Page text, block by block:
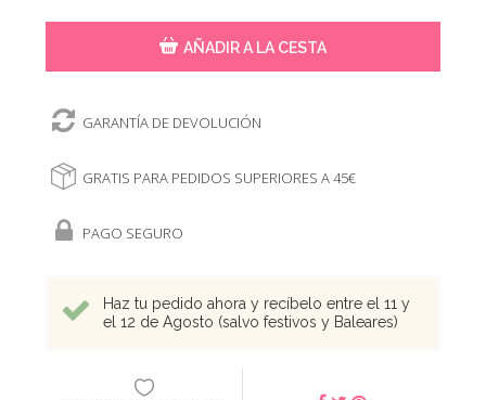
AÑADIR A LA CESTA
GARANTÍA DE DEVOLUCIÓN
GRATIS PARA PEDIDOS SUPERIORES A 45€
PAGO SEGURO
Haz tu pedido ahora y recíbelo entre el 11 y
el 12 de Agosto (salvo festivos y Baleares)